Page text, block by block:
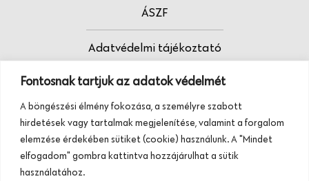
Fontosnak tartjuk az adatok védelmét
A böngészési élmény fokozása, a személyre szabott
hirdetések vagy tartalmak megjelenítése, valamint a forgalom
elemzése érdekében sütiket (cookie) használunk. A "Mindet
elfogadom" gombra kattintva hozzájárulhat a sütik
használatához.
ÁSZF
Adatvédelmi tájékoztató
Fodrász vagy?
Tudj meg többet termékeinkről, szolgáltatásainkról.
Hívj minket, vagy üzenj nekünk ezen a
telefonszámon:
+36 20 945 84 74